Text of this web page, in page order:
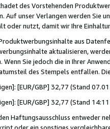
des Vorstehenden
Auf unser Verlangen werden Sie
oder nutzt, damit wir Ihre
aus
aktualisieren,
Sie jedoch die in Ihrer
des Stempels entfallen.
[EUR/GBP] 32,77 (Stand
[EUR/GBP] 32,77 (Stand
Haftungsausschluss entweder
oder ein sonstiges